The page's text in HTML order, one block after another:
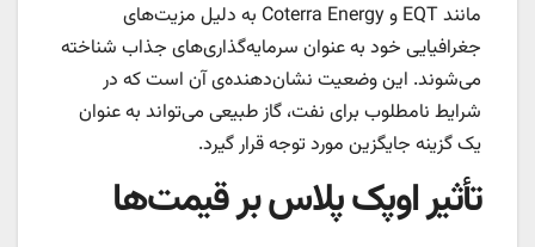
مانند EQT و Coterra Energy به دلیل مزیت‌های
جغرافیایی خود به عنوان سرمایه‌گذاری‌های جذاب شناخته
می‌شوند. این وضعیت نشان‌دهنده‌ی آن است که در
شرایط نامطلوب برای نفت، گاز طبیعی می‌تواند به عنوان
یک گزینه جایگزین مورد توجه قرار گیرد.
تأثیر اوپک پلاس بر قیمت‌ها